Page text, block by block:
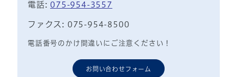
電話: 075-954-3557
ファクス: 075-954-8500
電話番号のかけ間違いにご注意ください！
お問い合わせフォーム